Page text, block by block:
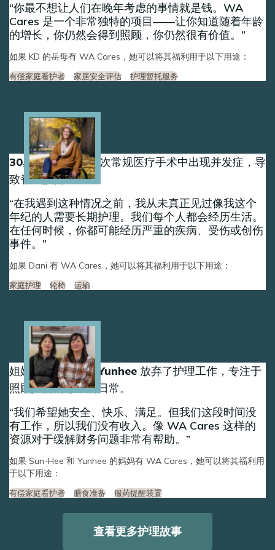
你最不想让人们在晚年考虑的事情就是钱。WA
Cares 是一个非常独特的项目——让你知道随着年龄
的增长，你仍然会得到照顾，你仍然很有价值。
如果 KD 的岳母有 WA Cares，她可以将其福利用于以下用途：
有偿家庭看护者 家居安全评估 护理暂托服务
30岁时，丹妮在一次常规医疗手术中出现并发症，导
致脊髓损伤。
在我遇到这种情况之前，我从未真正见过像我这个
年纪的人需要长期护理。我们每个人都会经历生活。
在任何时候，你都可能经历严重的疾病、受伤或创伤
事件。
如果 Dani 有 WA Cares，她可以将其福利用于以下用途：
家庭护理 轮椅 运输
Image
姐妹 Sun-Hee 和 Yunhee 放弃了护理工作，专注于
照顾她们的母亲的日常。
我们希望她安全、快乐、满足。但我们这段时间没
有工作，所以我们没有收入。像 WA Cares 这样的
资源对于缓解财务问题非常有帮助。
如果 Sun-Hee 和 Yunhee 的妈妈有 WA Cares，她可以将其福利用
于以下用途：
有偿家庭看护者 膳食准备 服药提醒装置
Image
查看更多护理故事